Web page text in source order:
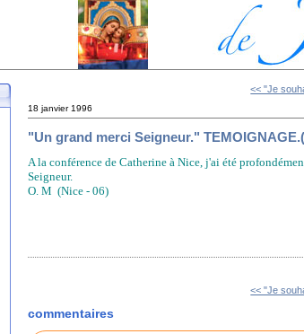
<< "Je
18 janvier 1996
"Un grand merci Seigneur."
A la conférence de Catherine à Nice, j'ai été
Seigneur.
O. M (Nice - 06)
<< "Je
commentaires